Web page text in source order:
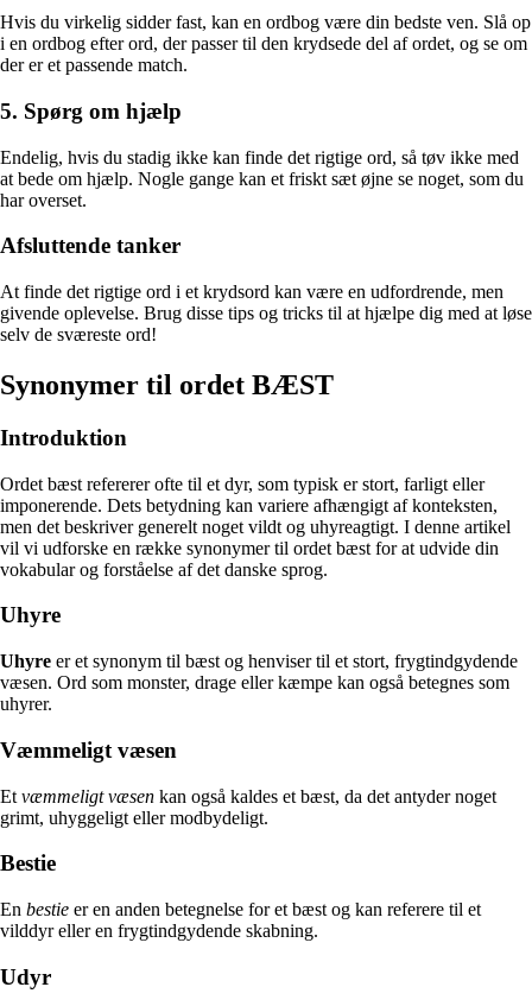
Hvis du virkelig sidder fast, kan en ordbog være din bedste ven. Slå op
i en ordbog efter ord, der passer til den krydsede del af ordet, og se om
der er et passende match.
5. Spørg om hjælp
Endelig, hvis du stadig ikke kan finde det rigtige ord, så tøv ikke med
at bede om hjælp. Nogle gange kan et friskt sæt øjne se noget, som du
har overset.
Afsluttende tanker
At finde det rigtige ord i et krydsord kan være en udfordrende, men
givende oplevelse. Brug disse tips og tricks til at hjælpe dig med at løse
selv de sværeste ord!
Synonymer til ordet BÆST
Introduktion
Ordet bæst refererer ofte til et dyr, som typisk er stort, farligt eller
imponerende. Dets betydning kan variere afhængigt af konteksten,
men det beskriver generelt noget vildt og uhyreagtigt. I denne artikel
vil vi udforske en række synonymer til ordet bæst for at udvide din
vokabular og forståelse af det danske sprog.
Uhyre
Uhyre er et synonym til bæst og henviser til et stort, frygtindgydende
væsen. Ord som monster, drage eller kæmpe kan også betegnes som
uhyrer.
Væmmeligt væsen
Et væmmeligt væsen kan også kaldes et bæst, da det antyder noget
grimt, uhyggeligt eller modbydeligt.
Bestie
En bestie er en anden betegnelse for et bæst og kan referere til et
vilddyr eller en frygtindgydende skabning.
Udyr